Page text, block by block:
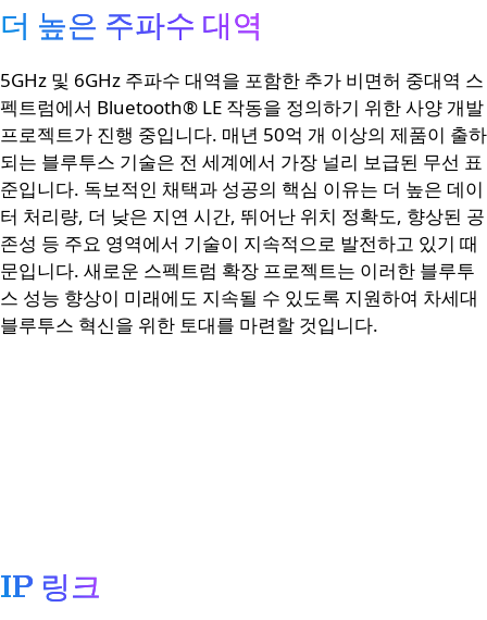
더 높은 주파수 대역
5GHz 및 6GHz 주파수 대역을 포함한 추가 비면허 중대역 스
펙트럼에서 Bluetooth® LE 작동을 정의하기 위한 사양 개발
프로젝트가 진행 중입니다. 매년 50억 개 이상의 제품이 출하
되는 블루투스 기술은 전 세계에서 가장 널리 보급된 무선 표
준입니다. 독보적인 채택과 성공의 핵심 이유는 더 높은 데이
터 처리량, 더 낮은 지연 시간, 뛰어난 위치 정확도, 향상된 공
존성 등 주요 영역에서 기술이 지속적으로 발전하고 있기 때
문입니다. 새로운 스펙트럼 확장 프로젝트는 이러한 블루투
스 성능 향상이 미래에도 지속될 수 있도록 지원하여 차세대
블루투스 혁신을 위한 토대를 마련할 것입니다.
IP 링크